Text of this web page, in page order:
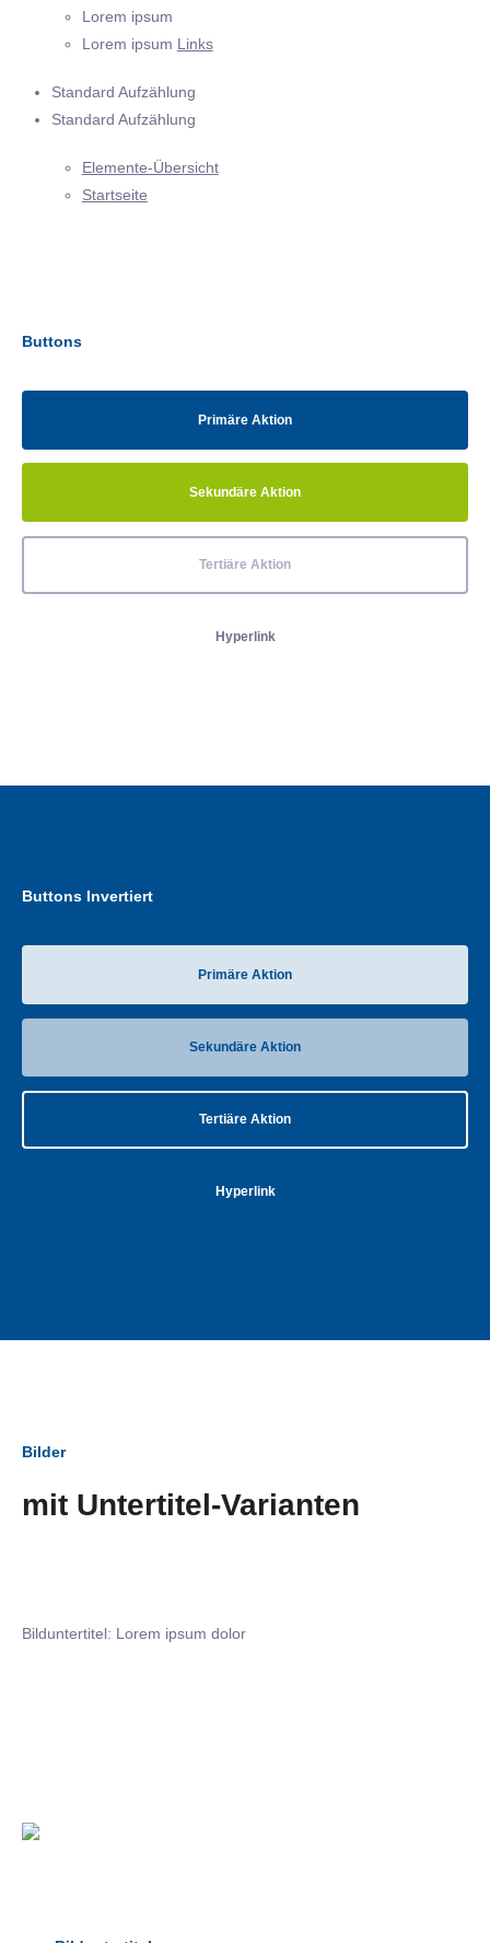
Lorem ipsum
Lorem ipsum Links
Standard Aufzählung
Standard Aufzählung
Elemente-Übersicht
Startseite
Buttons
Primäre Aktion
Sekundäre Aktion
Tertiäre Aktion
Hyperlink
Buttons Invertiert
Primäre Aktion
Sekundäre Aktion
Tertiäre Aktion
Hyperlink
Bilder
mit Untertitel-Varianten
Bilduntertitel: Lorem ipsum dolor